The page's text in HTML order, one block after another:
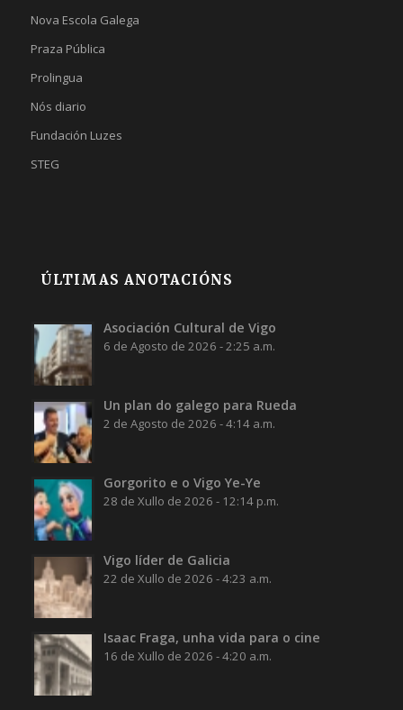
Nova Escola Galega
Praza Pública
Prolingua
Nós diario
Fundación Luzes
STEG
ÚLTIMAS ANOTACIÓNS
Asociación Cultural de Vigo
6 de Agosto de 2026 - 2:25 a.m.
Un plan do galego para Rueda
2 de Agosto de 2026 - 4:14 a.m.
Gorgorito e o Vigo Ye-Ye
28 de Xullo de 2026 - 12:14 p.m.
Vigo líder de Galicia
22 de Xullo de 2026 - 4:23 a.m.
Isaac Fraga, unha vida para o cine
16 de Xullo de 2026 - 4:20 a.m.